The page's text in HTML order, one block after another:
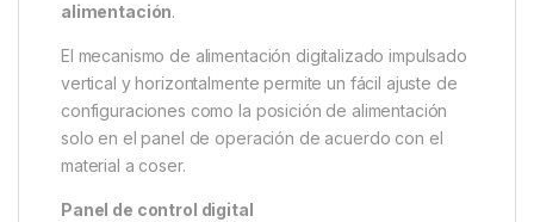
alimentación.
El mecanismo de alimentación digitalizado impulsado
vertical y horizontalmente permite un fácil ajuste de
configuraciones como la posición de alimentación
solo en el panel de operación de acuerdo con el
material a coser.
Panel de control digital